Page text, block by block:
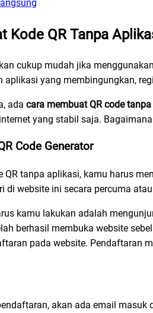
Kode QR Tanpa
cukup mudah jika
aplikasi yang membingungkan,
ada cara membuat QR code
yang stabil saja.
Code Generator
QR tanpa aplikasi, kamu harus
di website ini secara percuma
kamu lakukan adalah
berhasil membuka website
pada website. Pendaftaran
akan ada email